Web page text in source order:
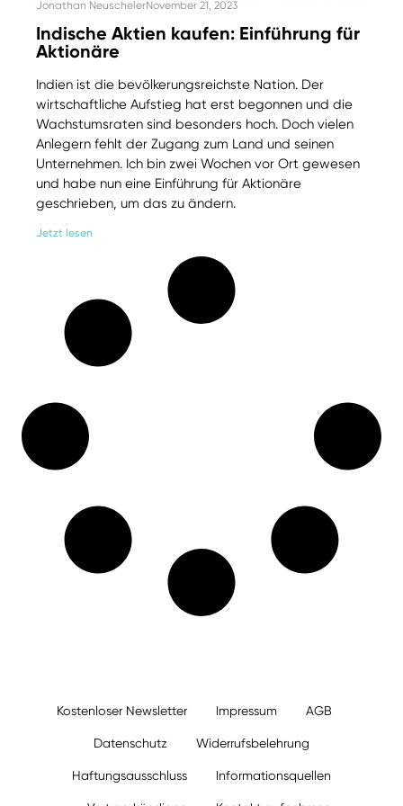
Jonathan NeuschelerNovember 21, 2023
Indische Aktien kaufen: Einführung für
Aktionäre
Indien ist die bevölkerungsreichste Nation. Der
wirtschaftliche Aufstieg hat erst begonnen und die
Wachstumsraten sind besonders hoch. Doch vielen
Anlegern fehlt der Zugang zum Land und seinen
Unternehmen. Ich bin zwei Wochen vor Ort gewesen
und habe nun eine Einführung für Aktionäre
geschrieben, um das zu ändern.
Jetzt lesen
Kostenloser Newsletter Impressum AGB
Datenschutz Widerrufsbelehrung
Haftungsausschluss Informationsquellen